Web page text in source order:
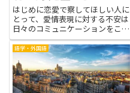
はじめに恋愛で察してほしい人に
とって、愛情表現に対する不安は
日々のコミュニケーションをこわ
ばらせる原因になりやすいもので
す。本を読むことで、自分がなぜ
察してほしいと感じるのか、その
背後にある心の動きやパターンを
知る手がかりが得られます。言
葉...
語学・外国語